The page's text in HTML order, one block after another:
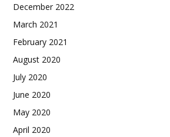
December 2022
March 2021
February 2021
August 2020
July 2020
June 2020
May 2020
April 2020